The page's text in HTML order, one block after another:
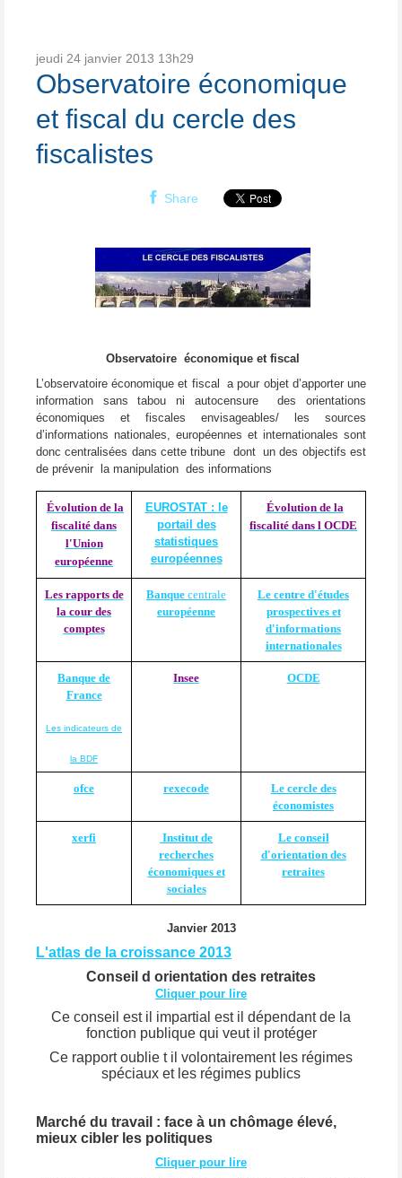
jeudi 24 janvier 2013 13h29
Observatoire économique
et fiscal du cercle des
fiscalistes
Share
Observatoire économique et fiscal
L’observatoire économique et fiscal a pour objet d’apporter une
information sans tabou ni autocensure des orientations
économiques et fiscales envisageables/ les sources
d’informations nationales, européennes et internationales sont
donc centralisées dans cette tribune dont un des objectifs est
de prévenir la manipulation des informations
Évolution de la
fiscalité dans
l'Union
européenne
EUROSTAT : le
portail des
statistiques
européennes
Évolution de la
fiscalité dans l OCDE
Les rapports de
la cour des
comptes
Banque centrale
européenne
Le centre d'études
prospectives et
d'informations
internationales
Banque de
France
Les indicateurs de
la BDF
Insee OCDE
ofce rexecode
Le cercle des
économistes
xerfi
Institut de
recherches
économiques et
sociales
Le conseil
d'orientation des
retraites
Janvier 2013
L'atlas de la croissance 2013
Conseil d orientation des retraites
Cliquer pour lire
Ce conseil est il impartial est il dépendant de la
fonction publique qui veut il protéger
Ce rapport oublie t il volontairement les régimes
spéciaux et les régimes publics
Marché du travail : face à un chômage élevé,
mieux cibler les politiques
Cliquer pour lire